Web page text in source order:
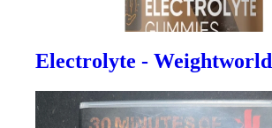
Electrolyte - Weightworld